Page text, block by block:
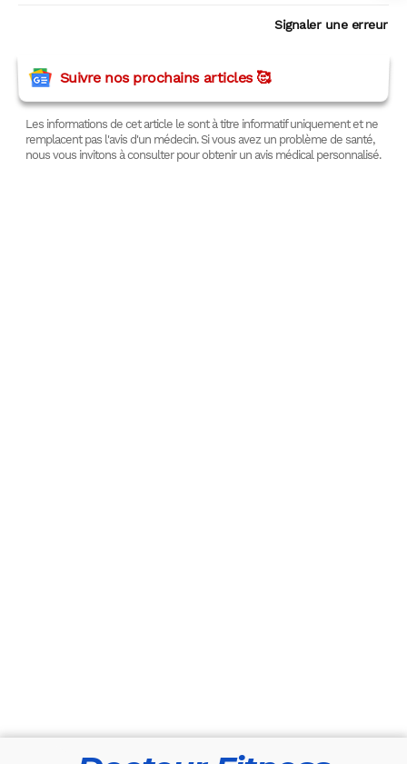
Signaler une erreur
Suivre nos prochains articles 🥰
Les informations de cet article le sont à titre informatif uniquement et ne
remplacent pas l'avis d'un médecin. Si vous avez un problème de santé,
nous vous invitons à consulter pour obtenir un avis médical personnalisé.